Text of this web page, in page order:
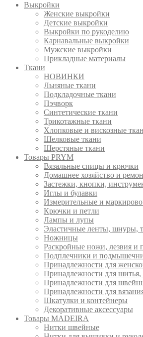
Выкройки
Женские выкройки
Детские выкройки
Выкройки по рукоделию
Карнавальные выкройки
Мужские выкройки
Прикладные материалы
Ткани
НОВИНКИ
Льняные ткани
Подкладочные ткани
Пэчворк
Синтетические ткани
Трикотажные ткани
Хлопковые и вискозные
Шелковые ткани
Шерстяные ткани
Товары PRYM
Вязальные спицы и крючки
Домашнее хозяйство и
Застежки, кнопки,
Иглы и булавки
Измерительные и
Крючки и петли
Лампы и лупы
Эластичные ленты, шнуры,
Ножницы
Раскройные ножи, лезвия и
Подплечники и
Принадлежности для
Принадлежности для
Принадлежности для
Принадлежности для
Шкатулки и контейнеры
Декоративные аксессуары
Товары MADEIRA
Нитки швейные